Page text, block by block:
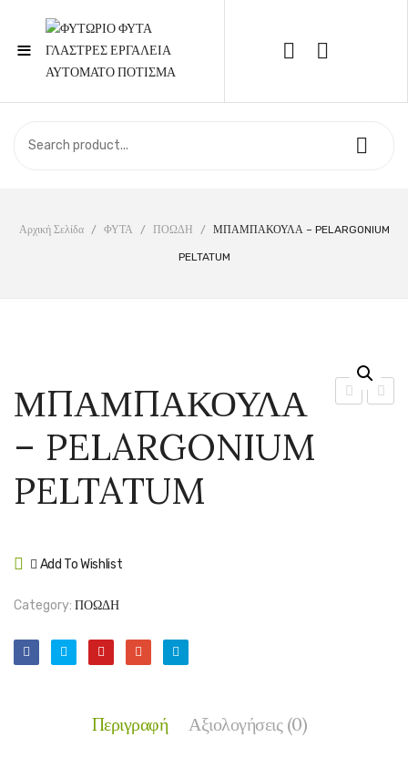
≡
Call Support: 210 6857844
ΣΧΕΤΙΚΆ ΜΕ ΕΜΆΣ
ΕΠΙΚΟΙΝΩΝΊΑ
Αρχική Σελίδα / ΦΥΤΑ / ΠΟΩΔΗ / ΜΠΑΜΠΑΚΟΥΛΑ – PELARGONIUM
PELTATUM
ΜΠΑΜΠΑΚΟΥΛΑ
– PELARGONIUM
PELTATUM
Add To Wishlist
Category: ΠΟΩΔΗ
Περιγραφή Αξιολογήσεις (0)